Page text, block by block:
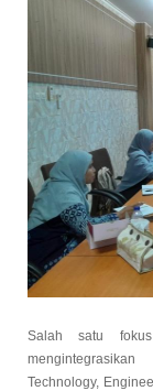
Salah satu
Technology,